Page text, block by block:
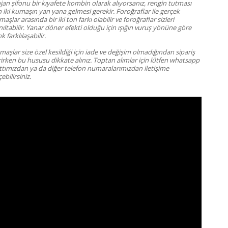
şifonu bir kıyafete kombin olarak alıyorsanız, rengin tutması
iki kumaşın yan yana gelmesi gerekir. Foroğraflar ile gerçek
arasında bir iki ton farkı olabilir ve foroğraflar sizleri
Yanar döner efekti olduğu için ışığın vuruş yönüne göre
farklılaşabilir.
size özel kesildiği için iade ve değişim olmadığından sipariş
bu hususu dikkate alınız. Toptan alımlar için lütfen whatsapp
ya da diğer telefon numaralarımızdan iletişime